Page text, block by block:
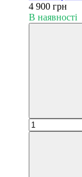
4 900 грн
В наявності